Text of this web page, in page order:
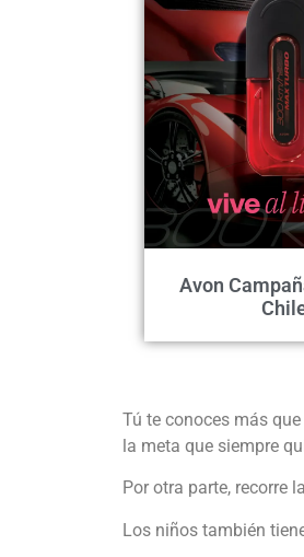
Avon
Tú te conoces más
la meta que siempre
Por otra parte, recorre
Los niños también